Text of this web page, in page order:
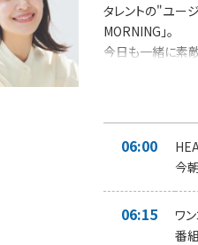
タレントの"ユー
MORNING」。
今日も一緒に素
日替わりのリス
コメを募集中です
みなさんからの「
採用された方に
06:00
今
06:15
ワ
番